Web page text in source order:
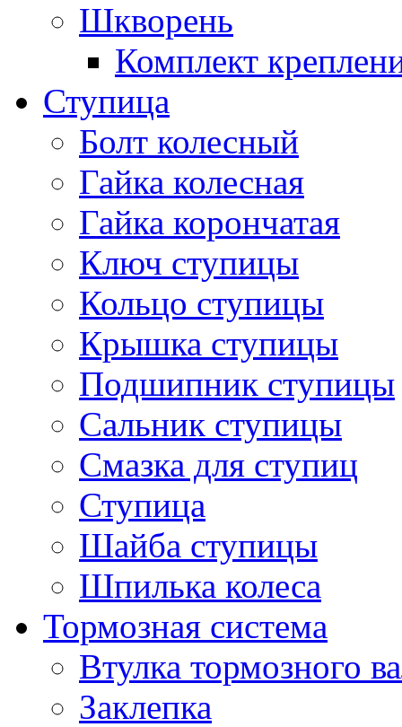
Шкворень
Комплект
Ступица
Болт колесный
Гайка колесная
Гайка корончатая
Ключ ступицы
Кольцо ступицы
Крышка ступицы
Подшипник ступицы
Сальник ступицы
Смазка для ступиц
Ступица
Шайба ступицы
Шпилька колеса
Тормозная система
Втулка тормозного
Заклепка